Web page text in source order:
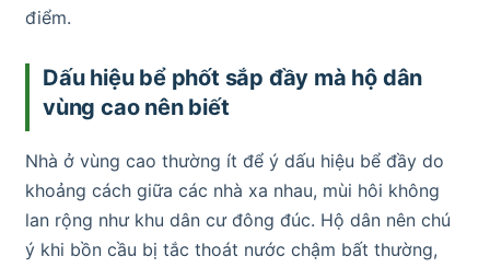
điểm.
Dấu hiệu bể phốt sắp đầy mà hộ dân
vùng cao nên biết
Nhà ở vùng cao thường ít để ý dấu hiệu bể đầy do
khoảng cách giữa các nhà xa nhau, mùi hôi không
lan rộng như khu dân cư đông đúc. Hộ dân nên chú
ý khi bồn cầu bị tắc thoát nước chậm bất thường,